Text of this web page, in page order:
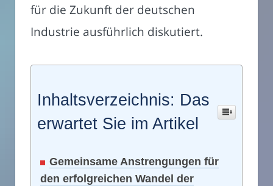
für die Zukunft der deutschen
Industrie ausführlich diskutiert.
Inhaltsverzeichnis: Das
erwartet Sie im Artikel
Gemeinsame Anstrengungen für
den erfolgreichen Wandel der